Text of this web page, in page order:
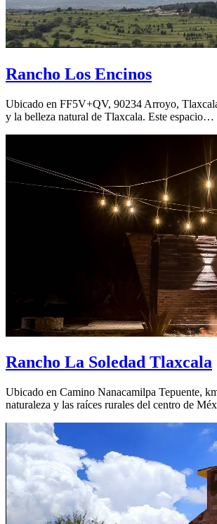
Rancho Los Encinos
Ubicado en FF5V+QV, 90234 Arroyo,
y la belleza natural de Tlaxcala. Este espacio…
Rancho La Soledad Tlaxcala
Ubicado en Camino Nanacamilpa Tepuente,
naturaleza y las raíces rurales del centro de